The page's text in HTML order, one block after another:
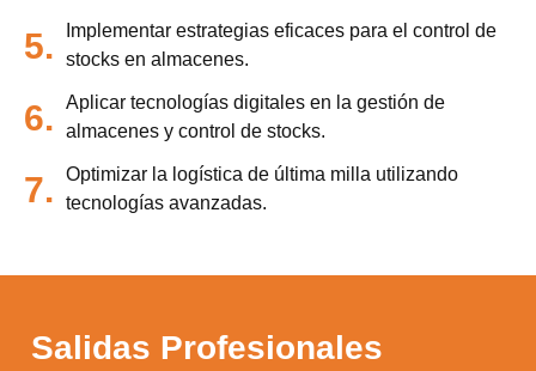
5.
Implementar estrategias eficaces para el control de
stocks en almacenes.
6.
Aplicar tecnologías digitales en la gestión de
almacenes y control de stocks.
7.
Optimizar la logística de última milla utilizando
tecnologías avanzadas.
Salidas Profesionales